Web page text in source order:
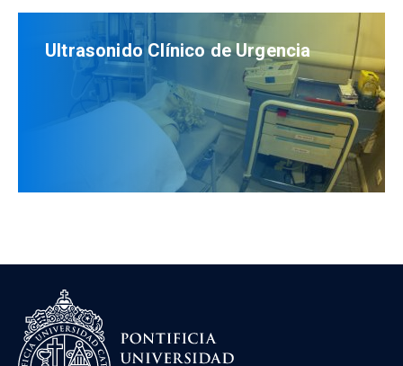
otra especialidad, entre otros.
Esto tiene como objetivo poder planificar y
diseñar de mejor manera las actividades y
necesidades particulares de cada interno.
¡Nos vemos en Urgencia UC!
Ultrasonido Clínico de Urgencia